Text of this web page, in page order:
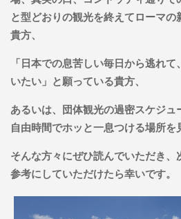
と型どおりの観光を終えてローマ
貴方、
「日本での息苦しい毎日から逃れ
いたい」と願っている貴方、
あるいは、団体観光の過密スケジ
自由時間でホッと一息つける場所を
そんな方々にぜひ読んでいただき、
参考にしていただけたら幸いです。